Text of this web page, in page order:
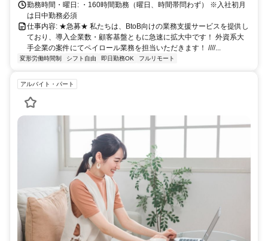
勤務時間・曜日: ・160時間勤務（曜日、時間帯問わず） ※入社初月
は日中勤務必須
仕事内容: ★急募★ 私たちは、BtoB向けの業務支援サービスを提供し
ており、導入企業数・顧客基盤ともに急速に拡大中です！ 外資系大
手企業の案件にてペイロール業務を担当いただきます！ ////...
変形労働時間制 シフト自由 即日勤務OK フルリモート
アルバイト・パート